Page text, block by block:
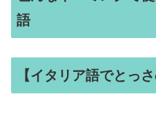
語
【イタリア語でとっ